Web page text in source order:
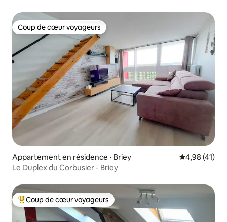
Coup de cœur voyageurs
Coup de cœur voyageurs
Appartement en résidence ⋅ Briey Évaluation
4,98 (41)
Le Duplex du Corbusier - Briey
Coups de cœur voyageurs les plus appréciés
Coup de cœur voyageurs